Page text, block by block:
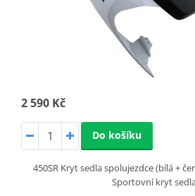
2 590 Kč
Do košíku
450SR Kryt sedla spolujezdce (bílá +
Sportovní kryt